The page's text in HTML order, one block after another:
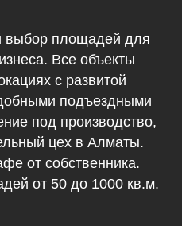
выбор площадей для
Все объекты
с развитой
подъездными
под производство,
цех в Алматы.
от собственника.
от 50 до 1000 кв.м.